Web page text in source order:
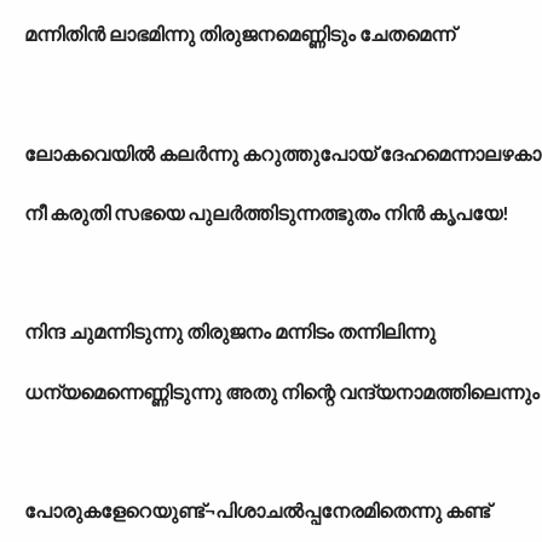
മന്നിതിൻ ലാഭമിന്നു തിരുജനമെണ്ണിടും ചേതമെന്ന്
ലോകവെയിൽ കലർന്നു കറുത്തുപോയ്
നീ കരുതി സഭയെ പുലർത്തിടുന്നത്ഭുതം നിൻ കൃപയേ!
നിന്ദ ചുമന്നിടുന്നു തിരുജനം മന്നിടം തന്നിലിന്നു
ധന്യമെന്നെണ്ണിടുന്നു അതു നിന്റെ വന്ദ്യനാമത്തിലെന്നും
പോരുകളേറെയുണ്ട്¬പിശാചൽപ്പനേരമിതെന്നു കണ്ട്